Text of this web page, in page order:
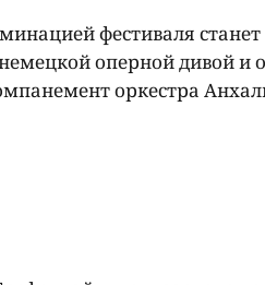
фестиваля станет
оперной дивой и
оркестра